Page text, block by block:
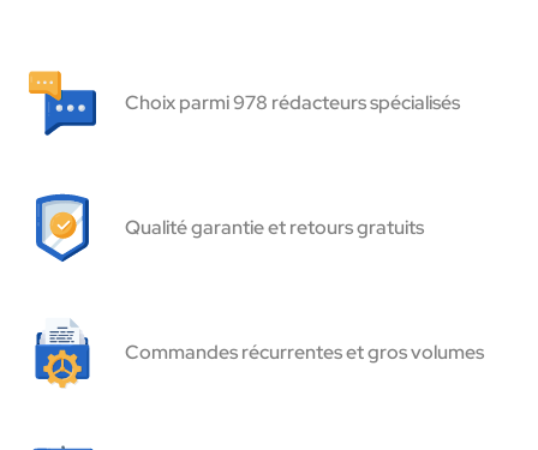
Choix parmi 978 rédacteurs spécialisés
Qualité garantie et retours gratuits
Commandes récurrentes et gros volumes